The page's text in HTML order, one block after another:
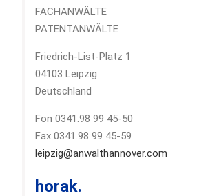
FACHANWÄLTE
PATENTANWÄLTE
Friedrich-List-Platz 1
04103 Leipzig
Deutschland
Fon 0341.98 99 45-50
Fax 0341.98 99 45-59
leipzig@anwalthannover.com
horak.